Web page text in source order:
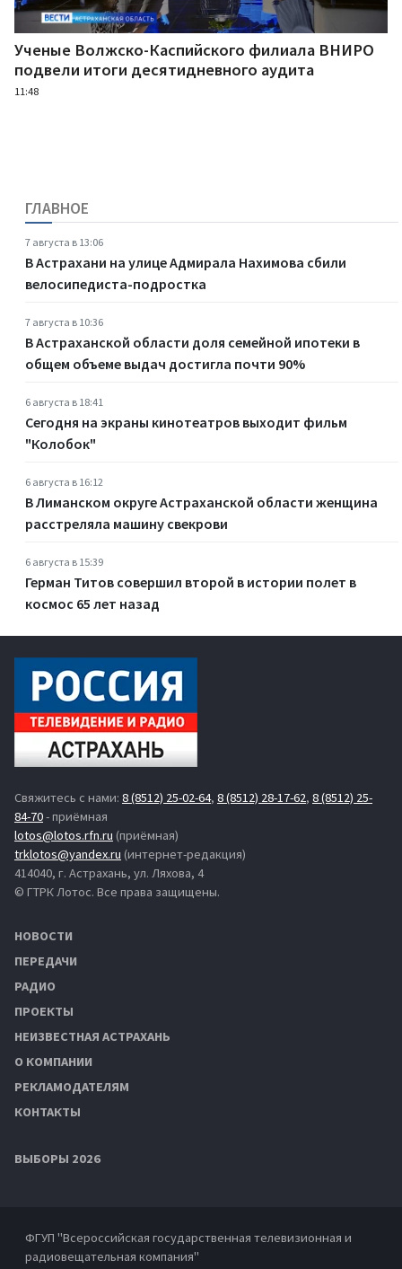
Ученые Волжско-Каспийского филиала ВНИРО
подвели итоги десятидневного аудита
11:48
ГЛАВНОЕ
7 августа в 13:06
В Астрахани на улице Адмирала Нахимова сбили
велосипедиста-подростка
7 августа в 10:36
В Астраханской области доля семейной ипотеки в
общем объеме выдач достигла почти 90%
6 августа в 18:41
Сегодня на экраны кинотеатров выходит фильм
"Колобок"
6 августа в 16:12
В Лиманском округе Астраханской области женщина
расстреляла машину свекрови
6 августа в 15:39
Герман Титов совершил второй в истории полет в
космос 65 лет назад
Свяжитесь с нами: 8 (8512) 25-02-64, 8 (8512) 28-17-62, 8 (8512) 25-
84-70- приёмная
lotos@lotos.rfn.ru (приёмная)
trklotos@yandex.ru (интернет-редакция)
414040, г. Астрахань, ул. Ляхова, 4
© ГТРК Лотос. Все права защищены.
НОВОСТИ
ПЕРЕДАЧИ
РАДИО
ПРОЕКТЫ
НЕИЗВЕСТНАЯ АСТРАХАНЬ
О КОМПАНИИ
РЕКЛАМОДАТЕЛЯМ
КОНТАКТЫ
ВЫБОРЫ 2026
ФГУП "Всероссийская государственная телевизионная и
радиовещательная компания"